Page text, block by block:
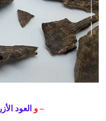
– و العود